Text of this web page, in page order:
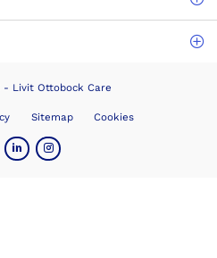
- Livit Ottobock Care
Sitemap Cookies